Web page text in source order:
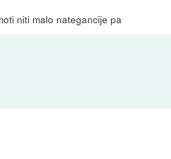
niti malo nategancije pa